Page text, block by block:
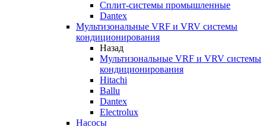
Сплит-системы промышленные
Dantex
Мультизональные VRF и VRV системы
кондиционирования
Назад
Мультизональные VRF и VRV системы
кондиционирования
Hitachi
Ballu
Dantex
Electrolux
Насосы